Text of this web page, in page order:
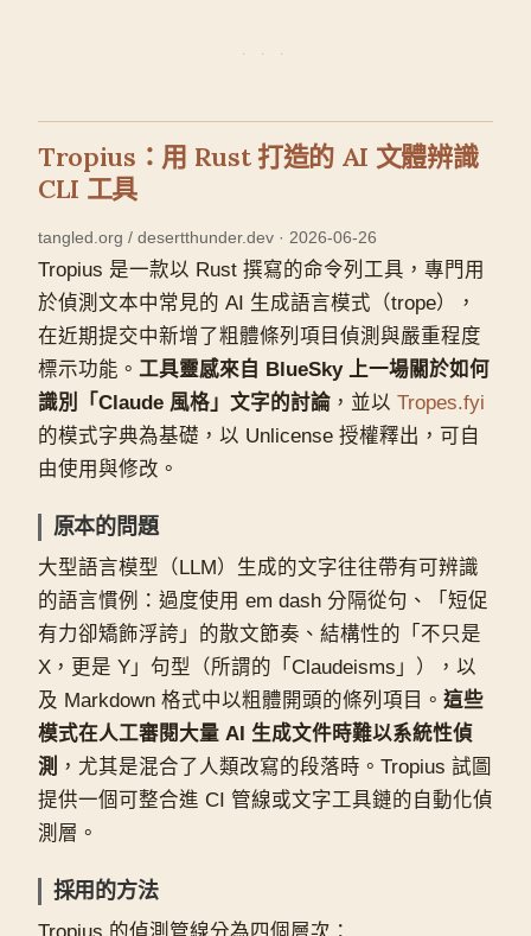
Tropius：用 Rust 打造的 AI 文體辨識
CLI 工具
tangled.org / desertthunder.dev · 2026-06-26
Tropius 是一款以 Rust 撰寫的命令列工具，專門用
於偵測文本中常見的 AI 生成語言模式（trope），
在近期提交中新增了粗體條列項目偵測與嚴重程度
標示功能。 工具靈感來自 BlueSky 上一場關於如何
識別「Claude 風格」文字的討論 ，並以 Tropes.fyi
的模式字典為基礎，以 Unlicense 授權釋出，可自
由使用與修改。
原本的問題
大型語言模型（LLM）生成的文字往往帶有可辨識
的語言慣例：過度使用 em dash 分隔從句、「短促
有力卻矯飾浮誇」的散文節奏、結構性的「不只是
X，更是 Y」句型（所謂的「Claudeisms」），以
及 Markdown 格式中以粗體開頭的條列項目。 這些
模式在人工審閱大量 AI 生成文件時難以系統性偵
測 ，尤其是混合了人類改寫的段落時。Tropius 試圖
提供一個可整合進 CI 管線或文字工具鏈的自動化偵
測層。
採用的方法
Tropius 的偵測管線分為四個層次：